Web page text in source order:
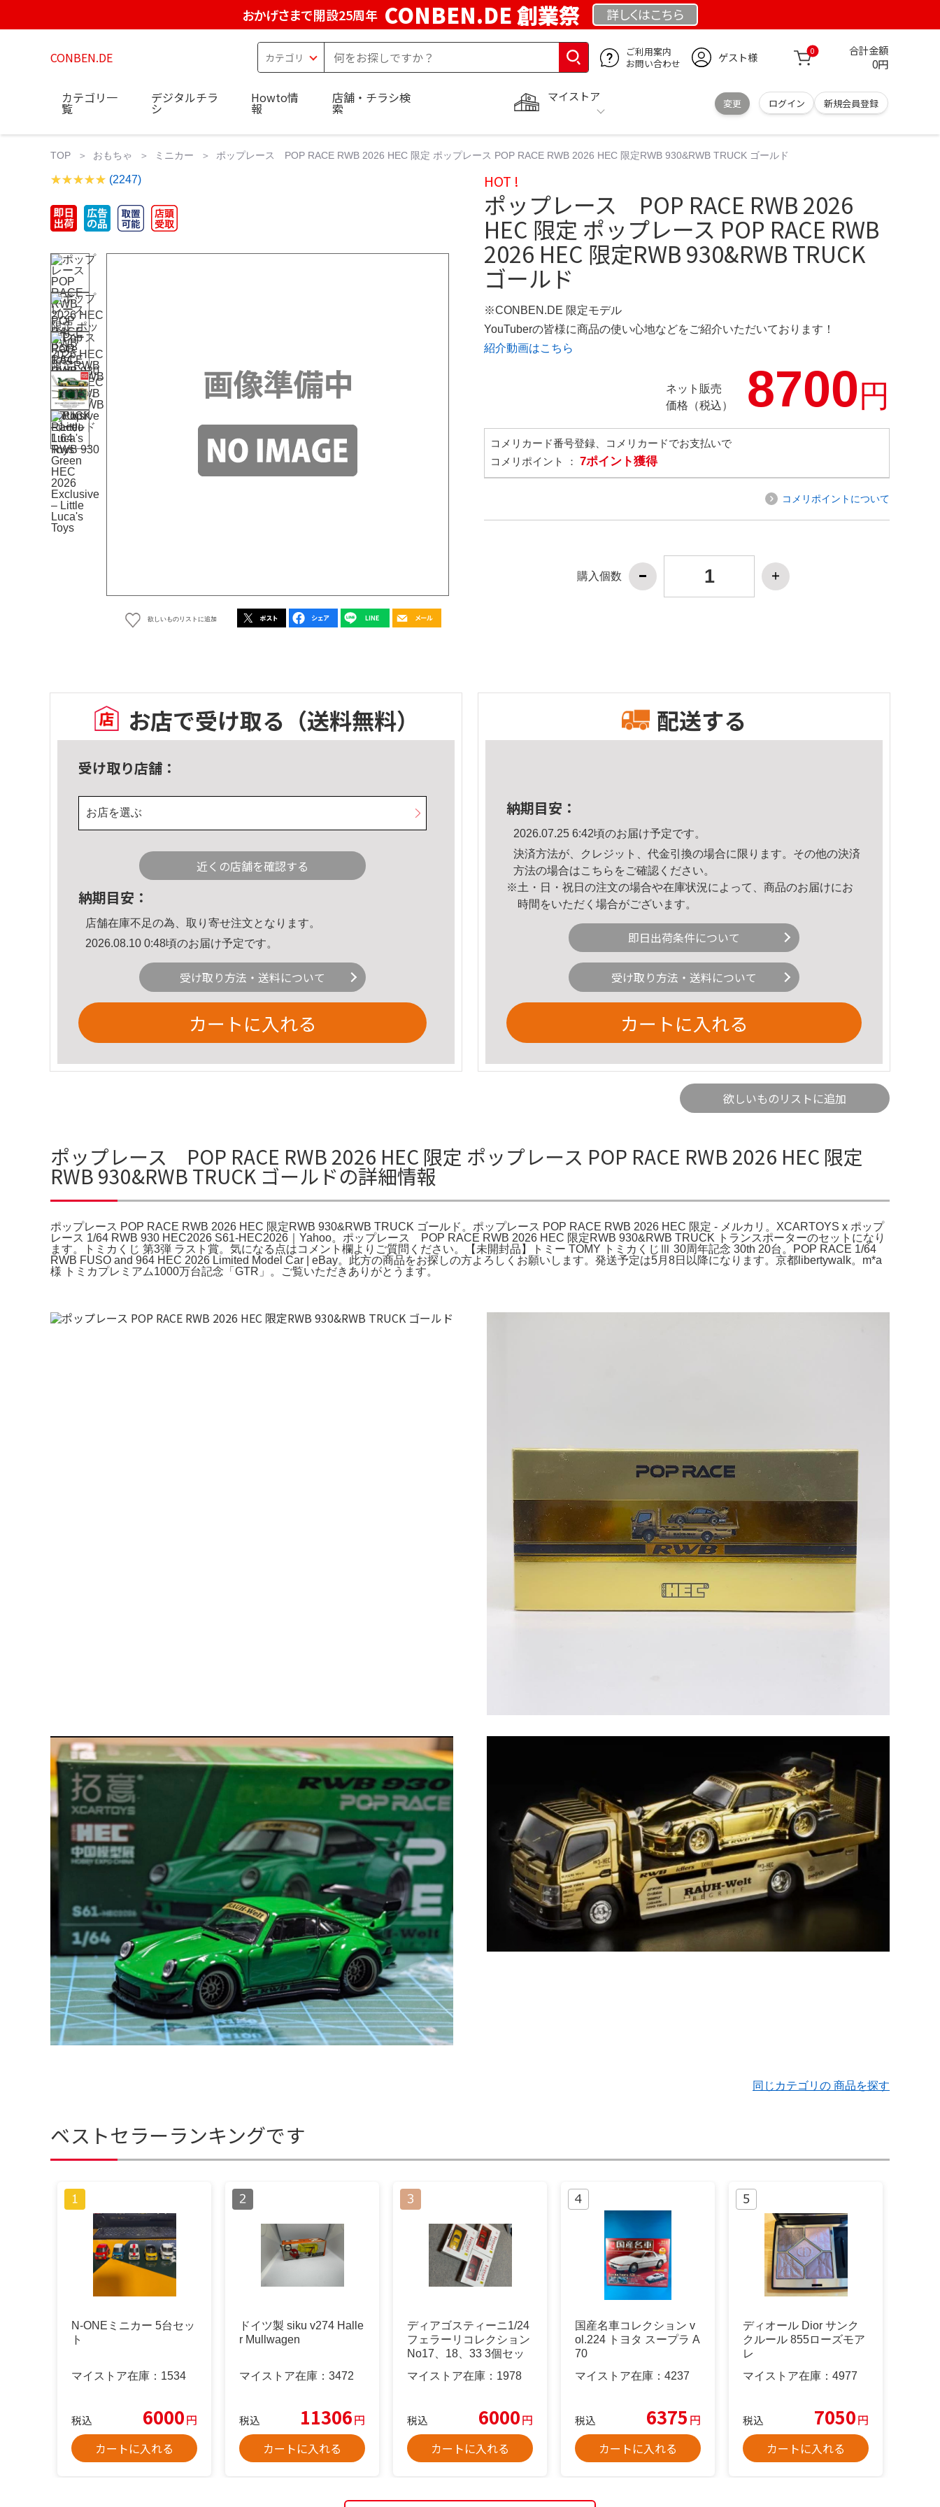
おかげさまで開設25周年 CONBEN.DE 創業祭 詳しくはこちら
CONBEN.DE
ご利用案内
お問い合わせ
ゲスト様 0 合計金額
0円
マイストア
変更 ログイン 新規会員登録
カテゴリ一
覧
デジタルチラ
シ
Howto情
報
店舗・チラシ検
索
TOP おもちゃ ミニカー ポップレース POP RACE RWB 2026 HEC 限定 ポップレース POP RACE RWB 2026 HEC 限定RWB 930&RWB TRUCK ゴールド
(2247)
欲しいものリストに追加
HOT !
ポップレース POP RACE RWB 2026
HEC 限定 ポップレース POP RACE RWB
2026 HEC 限定RWB 930&RWB TRUCK
ゴールド
※CONBEN.DE 限定モデル
YouTuberの皆様に商品の使い心地などをご紹介いただいております！
紹介動画はこちら
ネット販売
価格（税込）
8700円
コメリカード番号登録、コメリカードでお支払いで
コメリポイント ： 7ポイント獲得
コメリポイントについて
購入個数
お店で受け取る （送料無料）
受け取り店舗：
お店を選ぶ
近くの店舗を確認する
納期目安：
店舗在庫不足の為、取り寄せ注文となります。
2026.08.10 0:48頃のお届け予定です。
受け取り方法・送料について
カートに入れる
配送する
納期目安：
2026.07.25 6:42頃のお届け予定です。
決済方法が、クレジット、代金引換の場合に限ります。その他の決済
方法の場合はこちら をご確認ください。
※土・日・祝日の注文の場合や在庫状況によって、商品のお届けにお
時間をいただく場合がございます。
即日出荷条件について
受け取り方法・送料について
カートに入れる
欲しいものリストに追加
ポップレース POP RACE RWB 2026 HEC 限定 ポップレース POP RACE RWB 2026 HEC 限定
RWB 930&RWB TRUCK ゴールドの詳細情報
ポップレース POP RACE RWB 2026 HEC 限定RWB 930&RWB TRUCK ゴールド。ポップレース POP RACE RWB 2026 HEC 限定 - メルカリ。XCARTOYS x ポップ
レース 1/64 RWB 930 HEC2026 S61-HEC2026｜Yahoo。ポップレース POP RACE RWB 2026 HEC 限定RWB 930&RWB TRUCK トランスポーターのセットになり
ます。トミカくじ 第3弾 ラスト賞。気になる点はコメント欄よりご質問ください。【未開封品】トミー TOMY トミカくじⅢ 30周年記念 30th 20台。POP RACE 1/64
RWB FUSO and 964 HEC 2026 Limited Model Car | eBay。此方の商品をお探しの方よろしくお願いします。発送予定は5月8日以降になります。京都libertywalk。m*a
様 トミカプレミアム1000万台記念「GTR」。ご覧いただきありがとうます。
同じカテゴリの 商品を探す
ベストセラーランキングです
N-ONEミニカー 5台セッ
ト
マイストア在庫： 1534
税込 6000円
カートに入れる
ドイツ製 siku v274 Halle
r Mullwagen
マイストア在庫： 3472
税込 11306円
カートに入れる
ディアゴスティーニ1/24
フェラーリコレクション
No17、18、33 3個セッ
マイストア在庫： 1978
税込 6000円
カートに入れる
国産名車コレクション v
ol.224 トヨタ スープラ A
70
マイストア在庫： 4237
税込 6375 円
カートに入れる
ディオール Dior サンク
クルール 855ローズモア
レ
マイストア在庫： 4977
税込 7050円
カートに入れる